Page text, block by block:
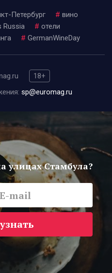
Петербург # вино
Russia # отели
# GermanWineDay
18+
sp@euromag.ru
улицах Стамбула?